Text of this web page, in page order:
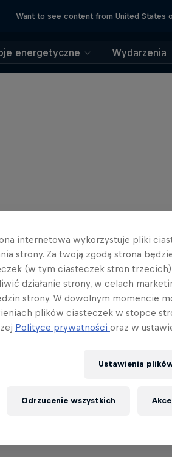
Want to see content from United States
energetyczne Wydarzenia
internetowa wykorzystuje pliki
strony. Za twoją zgodą strona
(w tym ciasteczek stron
działanie strony, w celach
strony. W dowolnym momencie
plików ciasteczek w stopce
Polityce prywatności oraz w
Ustawienia
Odrzucenie wszystkich